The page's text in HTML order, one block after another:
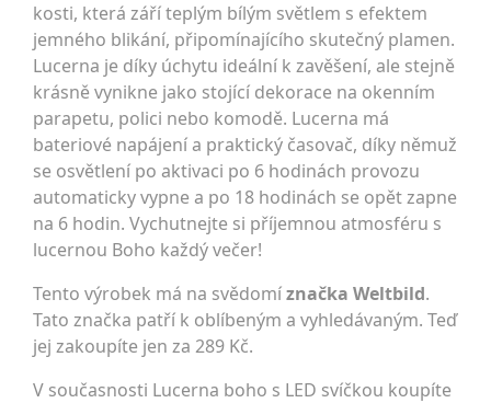
kosti, která září teplým bílým světlem s efektem
jemného blikání, připomínajícího skutečný plamen.
Lucerna je díky úchytu ideální k zavěšení, ale stejně
krásně vynikne jako stojící dekorace na okenním
parapetu, polici nebo komodě. Lucerna má
bateriové napájení a praktický časovač, díky němuž
se osvětlení po aktivaci po 6 hodinách provozu
automaticky vypne a po 18 hodinách se opět zapne
na 6 hodin. Vychutnejte si příjemnou atmosféru s
lucernou Boho každý večer!
Tento výrobek má na svědomíznačka Weltbild.
Tato značka patří k oblíbeným a vyhledávaným. Teď
jej zakoupíte jen za 289 Kč.
V současnosti Lucerna boho s LED svíčkou koupíte